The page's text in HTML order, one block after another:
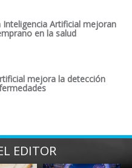
Inteligencia Artificial mejoran
en la salud
mejora la detección
EDITOR